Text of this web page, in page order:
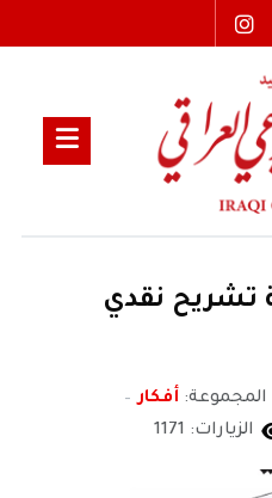
تشريح نقدي
المجموعة: أفكار
الزيارات: 1171